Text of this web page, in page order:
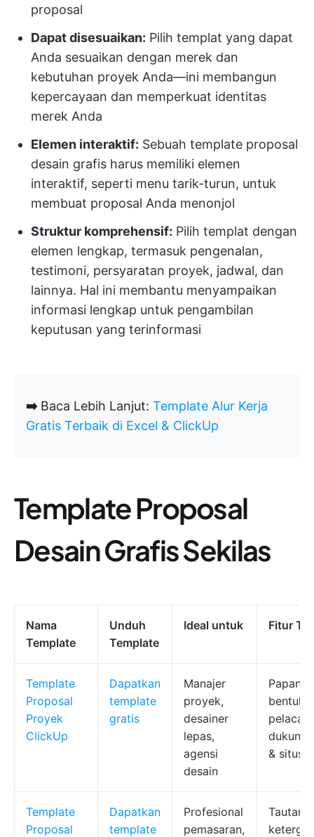
proposal
Dapat disesuaikan: Pilih templat yang dapat
Anda sesuaikan dengan merek dan
kebutuhan proyek Anda—ini membangun
kepercayaan dan memperkuat identitas
merek Anda
Elemen interaktif: Sebuah template proposal
desain grafis harus memiliki elemen
interaktif, seperti menu tarik-turun, untuk
membuat proposal Anda menonjol
Struktur komprehensif: Pilih templat dengan
elemen lengkap, termasuk pengenalan,
testimoni, persyaratan proyek, jadwal, dan
lainnya. Hal ini membantu menyampaikan
informasi lengkap untuk pengambilan
keputusan yang terinformasi
➡️Baca Lebih Lanjut: Template Alur Kerja
Gratis Terbaik di Excel & ClickUp
Template Proposal
Desain Grafis Sekilas
Nama
Template
Unduh
Template
Ideal untuk Fitur
Template
Proposal
Proyek
ClickUp
Dapatkan
template
gratis
Manajer
proyek,
desainer
lepas,
agensi
desain
Papan
bentuk
& situs
Template
Proposal
Dapatkan
template
Profesional
pemasaran,
Tautan